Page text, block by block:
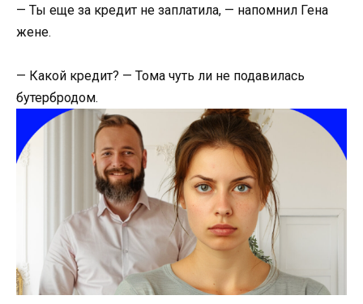
— Ты еще за кредит не заплатила, — напомнил Гена
жене.
— Какой кредит? — Тома чуть ли не подавилась
бутербродом.